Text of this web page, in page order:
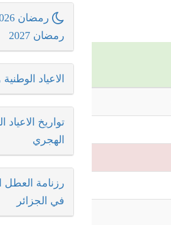
رمضان 2026: مواعيد إمساك وإفطار
رمضان 2027
الاعياد الوطنية
تواريخ الاعياد
الهجري
رزنامة العطل
في الجزائر